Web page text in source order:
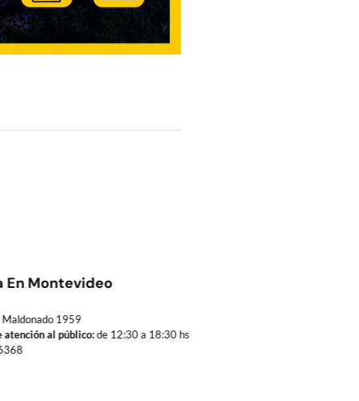
En Montevideo
1959
al público:de 12:30 a 18:30 hs